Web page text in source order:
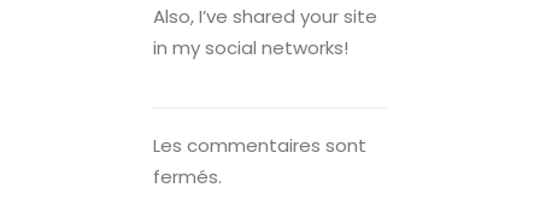
Also, I’ve shared your site
in my social networks!
Les commentaires sont
fermés.